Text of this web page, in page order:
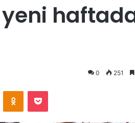
0 251
Odnoklassniki
Pocket